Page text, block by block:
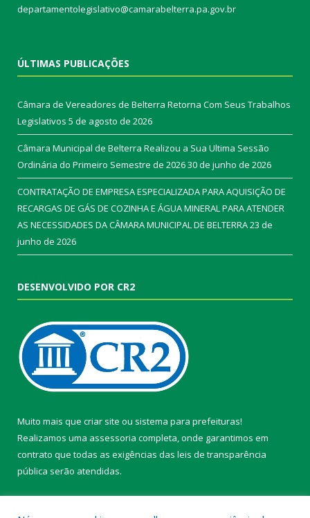
departamentolegislativo@camarabelterra.pa.gov.br
ÚLTIMAS PUBLICAÇÕES
Câmara de Vereadores de Belterra Retorna Com Seus Trabalhos
Legislativos 5 de agosto de 2026
Câmara Municipal de Belterra Realizou a Sua Ultima Sessão
Ordinária do Primeiro Semestre de 202630 de junho de 2026
CONTRATAÇÃO DE EMPRESA ESPECIALIZADA PARA AQUISIÇÃO DE
RECARGAS DE GÁS DE COZINHA E ÁGUA MINERAL PARA ATENDER
AS NECESSIDADES DA CÂMARA MUNICIPAL DE BELTERRA23 de
junho de 2026
DESENVOLVIDO POR CR2
Muito mais que criar site ou sistema para prefeituras!
Realizamos uma assessoria completa, onde garantimos em
contrato que todas as exigências das leis de transparência
pública serão atendidas.